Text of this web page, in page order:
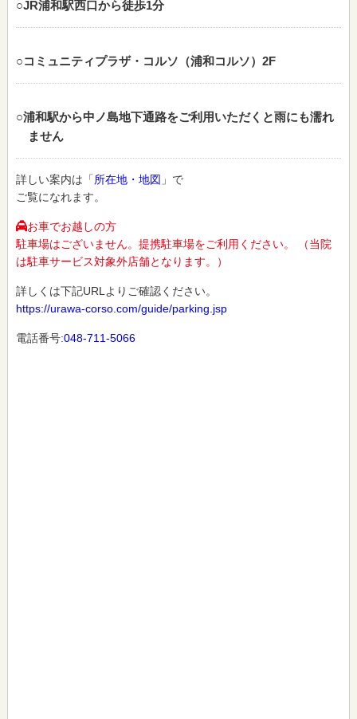
○JR浦和駅西口から徒歩1分
○コミュニティプラザ・コルソ（浦和コルソ）2F
○浦和駅から中ノ島地下通路をご利用いただくと雨にも濡れ
ません
詳しい案内は「所在地・地図 」で
ご覧になれます。
お車でお越しの方
駐車場はございません。提携駐車場をご利用ください。 （当院
は駐車サービス対象外店舗となります。）
詳しくは下記URLよりご確認ください。
https://urawa-corso.com/guide/parking.jsp
電話番号:048-711-5066